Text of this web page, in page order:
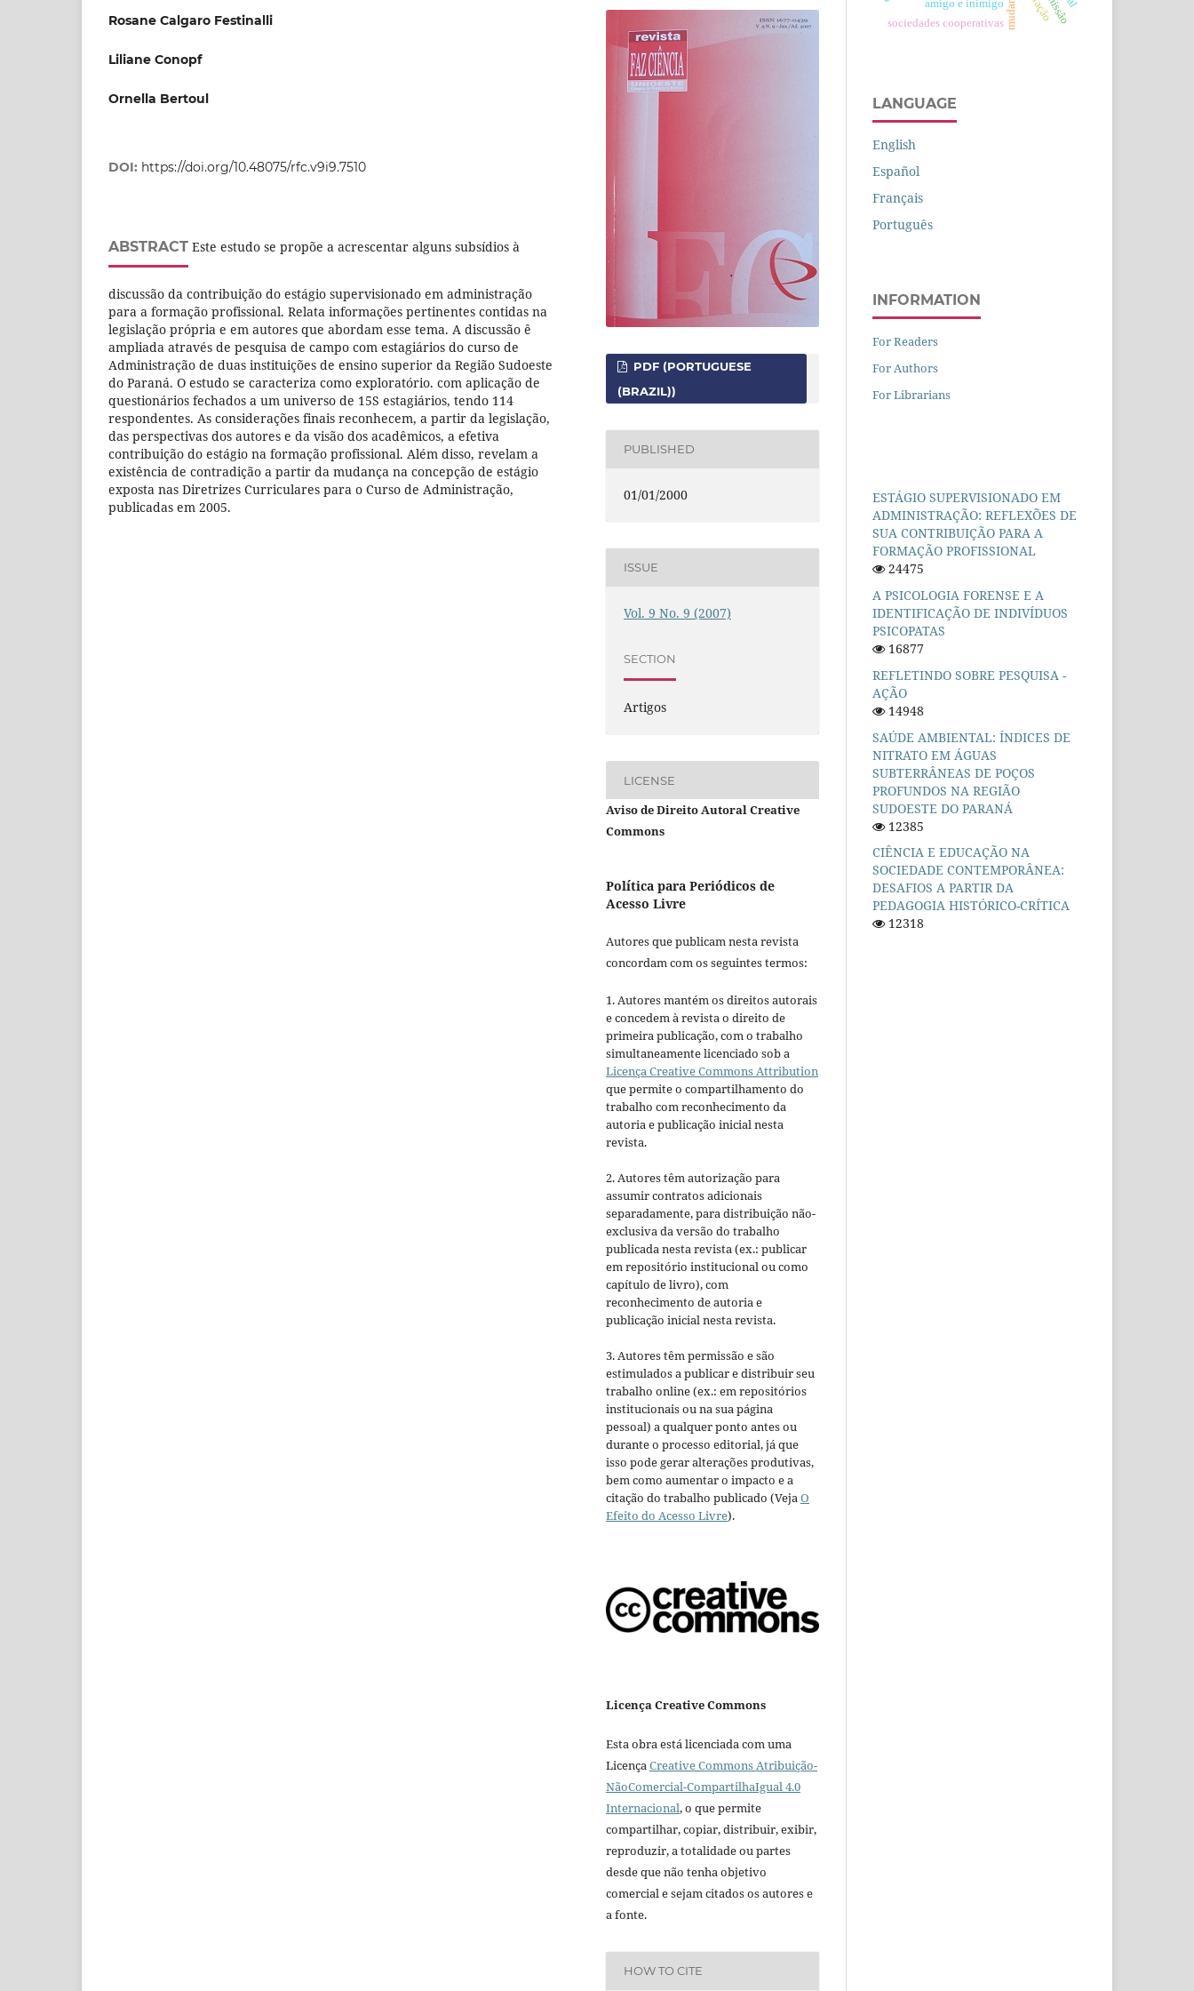
Rosane Calgaro Festinalli
Liliane Conopf
Ornella Bertoul
DOI: https://doi.org/10.48075/rfc.v9i9.7510
ABSTRACT Este estudo se propõe a acrescentar alguns subsídios à
discussão da contribuição do estágio supervisionado em administração
para a formação profissional. Relata informações pertinentes contidas na
legislação própria e em autores que abordam esse tema. A discussão ê
ampliada através de pesquisa de campo com estagiários do curso de
Administração de duas instituições de ensino superior da Região Sudoeste
do Paraná. O estudo se caracteriza como exploratório. com aplicação de
questionários fechados a um universo de 15S estagiários, tendo 114
respondentes. As considerações finais reconhecem, a partir da legislação,
das perspectivas dos autores e da visão dos acadêmicos, a efetiva
contribuição do estágio na formação profissional. Além disso, revelam a
existência de contradição a partir da mudança na concepção de estágio
exposta nas Diretrizes Curriculares para o Curso de Administração,
publicadas em 2005.
PDF (PORTUGUESE
(BRAZIL))
PUBLISHED
01/01/2000
ISSUE
Vol. 9 No. 9 (2007)
SECTION
Artigos
LICENSE
Aviso de Direito Autoral Creative
Commons
Política para Periódicos de
Acesso Livre
Autores que publicam nesta revista
concordam com os seguintes termos:
1. Autores mantém os direitos autorais
e concedem à revista o direito de
primeira publicação, com o trabalho
simultaneamente licenciado sob a
Licença Creative Commons Attribution
que permite o compartilhamento do
trabalho com reconhecimento da
autoria e publicação inicial nesta
revista.
2. Autores têm autorização para
assumir contratos adicionais
separadamente, para distribuição não-
exclusiva da versão do trabalho
publicada nesta revista (ex.: publicar
em repositório institucional ou como
capítulo de livro), com
reconhecimento de autoria e
publicação inicial nesta revista.
3. Autores têm permissão e são
estimulados a publicar e distribuir seu
trabalho online (ex.: em repositórios
institucionais ou na sua página
pessoal) a qualquer ponto antes ou
durante o processo editorial, já que
isso pode gerar alterações produtivas,
bem como aumentar o impacto e a
citação do trabalho publicado (VejaO
Efeito do Acesso Livre).
Licença Creative Commons
Esta obra está licenciada com uma
LicençaCreative Commons Atribuição-
NãoComercial-CompartilhaIgual 4.0
Internacional, o que permite
compartilhar, copiar, distribuir, exibir,
reproduzir, a totalidade ou partes
desde que não tenha objetivo
comercial e sejam citados os autores e
a fonte.
HOW TO CITE
amigo e inimigo
sociedades cooperativas
LANGUAGE
English
Español
Français
Português
INFORMATION
For Readers
For Authors
For Librarians
ESTÁGIO SUPERVISIONADO EM
ADMINISTRAÇÃO: REFLEXÕES DE
SUA CONTRIBUIÇÃO PARA A
FORMAÇÃO PROFISSIONAL
24475
A PSICOLOGIA FORENSE E A
IDENTIFICAÇÃO DE INDIVÍDUOS
PSICOPATAS
16877
REFLETINDO SOBRE PESQUISA -
AÇÃO
14948
SAÚDE AMBIENTAL: ÍNDICES DE
NITRATO EM ÁGUAS
SUBTERRÂNEAS DE POÇOS
PROFUNDOS NA REGIÃO
SUDOESTE DO PARANÁ
12385
CIÊNCIA E EDUCAÇÃO NA
SOCIEDADE CONTEMPORÂNEA:
DESAFIOS A PARTIR DA
PEDAGOGIA HISTÓRICO-CRÍTICA
12318